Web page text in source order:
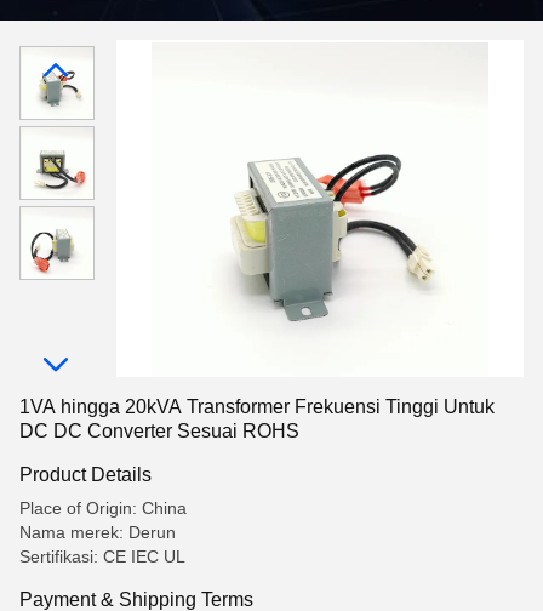
1VA hingga 20kVA Transformer Frekuensi Tinggi Untuk
DC DC Converter Sesuai ROHS
Product Details
Place of Origin: China
Nama merek: Derun
Sertifikasi: CE IEC UL
Payment & Shipping Terms